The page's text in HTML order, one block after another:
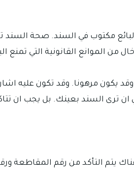
مكتوب في السند. صحة السند
الموانع القانونية التي تمنع
يكون مرهونا. وقد تكون عليه
ان ترى السند بعينك. بل يجب ان
يتم التأكد من رقم